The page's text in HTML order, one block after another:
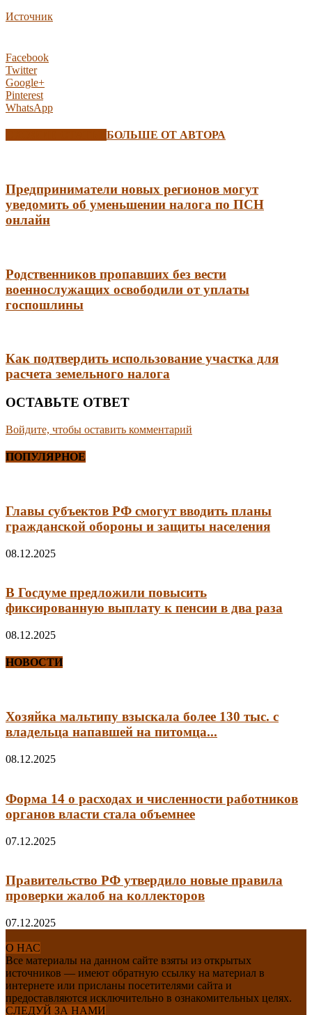
Источник
Facebook
Twitter
Google+
Pinterest
WhatsApp
БОЛЬШЕ ОТ АВТОРА
Предприниматели новых регионов могут
уведомить об уменьшении налога по ПСН
онлайн
Родственников пропавших без вести
военнослужащих освободили от уплаты
госпошлины
Как подтвердить использование участка для
расчета земельного налога
ОСТАВЬТЕ ОТВЕТ
Войдите, чтобы оставить комментарий
ПОПУЛЯРНОЕ
Главы субъектов РФ смогут вводить планы
гражданской обороны и защиты населения
08.12.2025
В Госдуме предложили повысить
фиксированную выплату к пенсии в два раза
08.12.2025
НОВОСТИ
Хозяйка мальтипу взыскала более 130 тыс. с
владельца напавшей на питомца...
08.12.2025
Форма 14 о расходах и численности работников
органов власти стала объемнее
07.12.2025
Правительство РФ утвердило новые правила
проверки жалоб на коллекторов
07.12.2025
О НАС
Все материалы на данном сайте взяты из открытых
источников — имеют обратную ссылку на материал в
интернете или присланы посетителями сайта и
предоставляются исключительно в ознакомительных целях.
СЛЕДУЙ ЗА НАМИ